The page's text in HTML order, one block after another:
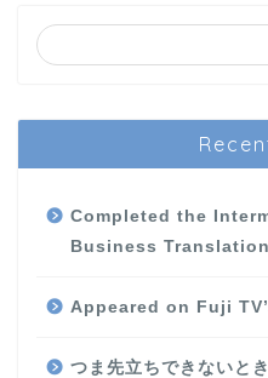
Completed the
Business
Appeared on Fuji
つま先立ちできないと